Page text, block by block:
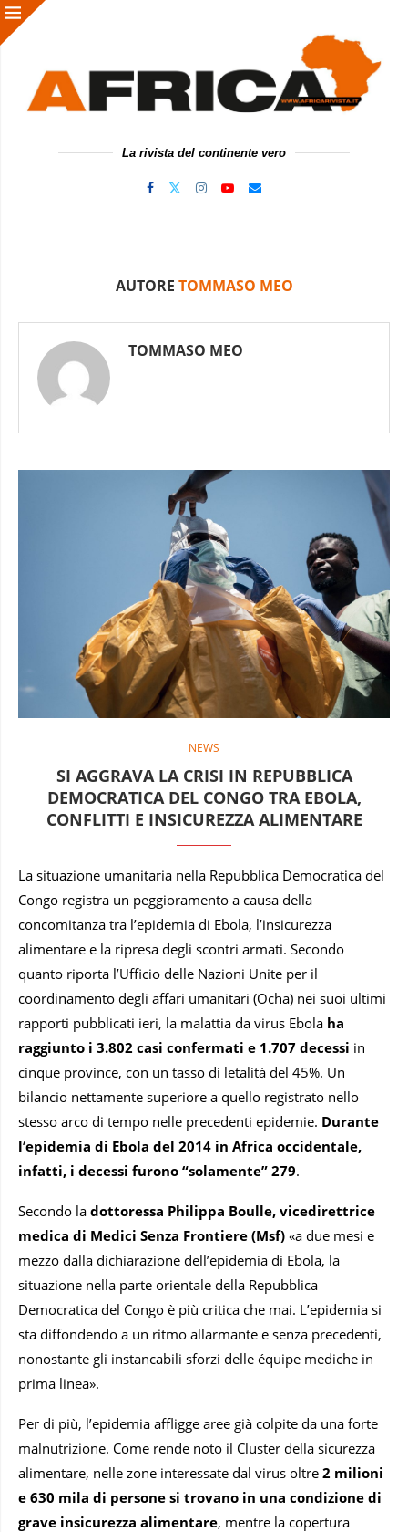
La rivista del continente vero
AUTORE TOMMASO MEO
TOMMASO MEO
NEWS
SI AGGRAVA LA CRISI IN REPUBBLICA
DEMOCRATICA DEL CONGO TRA EBOLA,
CONFLITTI E INSICUREZZA ALIMENTARE
La situazione umanitaria nella Repubblica Democratica del
Congo registra un peggioramento a causa della
concomitanza tra l’epidemia di Ebola, l’insicurezza
alimentare e la ripresa degli scontri armati. Secondo
quanto riporta l’Ufficio delle Nazioni Unite per il
coordinamento degli affari umanitari (Ocha) nei suoi ultimi
rapporti pubblicati ieri, la malattia da virus Ebola ha
raggiunto i 3.802 casi confermati e 1.707 decessi in
cinque province, con un tasso di letalità del 45%. Un
bilancio nettamente superiore a quello registrato nello
stesso arco di tempo nelle precedenti epidemie. Durante
l‘epidemia di Ebola del 2014 in Africa occidentale,
infatti, i decessi furono “solamente” 279.
Secondo la dottoressa Philippa Boulle, vicedirettrice
medica di Medici Senza Frontiere (Msf) «a due mesi e
mezzo dalla dichiarazione dell’epidemia di Ebola, la
situazione nella parte orientale della Repubblica
Democratica del Congo è più critica che mai. L’epidemia si
sta diffondendo a un ritmo allarmante e senza precedenti,
nonostante gli instancabili sforzi delle équipe mediche in
prima linea».
Per di più, l’epidemia affligge aree già colpite da una forte
malnutrizione. Come rende noto il Cluster della sicurezza
alimentare, nelle zone interessate dal virus oltre 2 milioni
e 630 mila di persone si trovano in una condizione di
grave insicurezza alimentare, mentre la copertura